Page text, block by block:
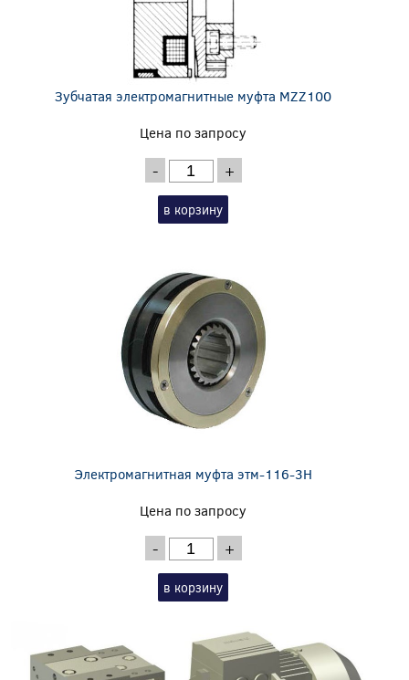
Зубчатая электромагнитные муфта MZZ100
Цена по запросу
- +
в корзину
Электромагнитная муфта этм-116-3Н
Цена по запросу
- +
в корзину